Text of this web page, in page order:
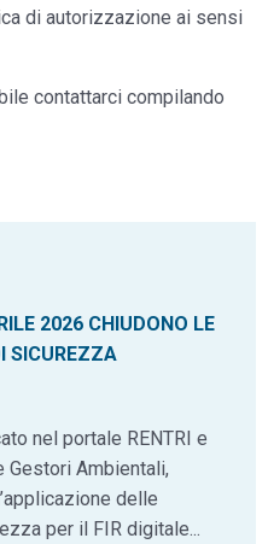
di autorizzazione ai sensi
contattarci compilando
2026 CHIUDONO LE
SICUREZZA
nel portale RENTRI e
Gestori Ambientali,
delle
per il FIR digitale...